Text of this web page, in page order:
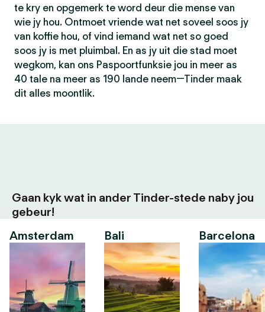
te kry en opgemerk te word deur die mense van
wie jy hou. Ontmoet vriende wat net soveel soos jy
van koffie hou, of vind iemand wat net so goed
soos jy is met pluimbal. En as jy uit die stad moet
wegkom, kan ons Paspoortfunksie jou in meer as
40 tale na meer as 190 lande neem—Tinder maak
dit alles moontlik.
Gaan kyk wat in ander Tinder-stede naby jou
gebeur!
Amsterdam
Bali Barcelona